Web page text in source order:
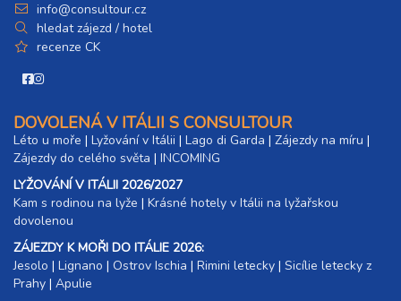
info@consultour.cz
hledat zájezd / hotel
recenze CK
DOVOLENÁ V ITÁLII S CONSULTOUR
Léto u moře | Lyžování v Itálii | Lago di Garda | Zájezdy na míru |
Zájezdy do celého světa | INCOMING
LYŽOVÁNÍ V ITÁLII 2026/2027
Kam s rodinou na lyže |​ Krásné hotely v Itálii na lyžařskou
dovolenou
ZÁJEZDY K MOŘI DO ITÁLIE 2026:
Jesolo | Lignano | Ostrov Ischia | Rimini letecky | Sicílie letecky z
Prahy | Apulie